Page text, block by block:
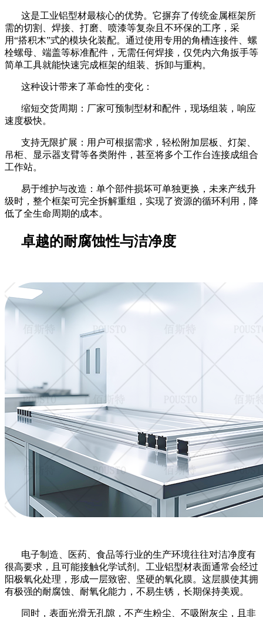
这是工业铝型材最核心的优势。它摒弃了传统金属框架所
需的切割、焊接、打磨、喷漆等复杂且不环保的工序，采
用“搭积木”式的模块化装配。通过使用专用的角槽连接件、螺
栓螺母、端盖等标准配件，无需任何焊接，仅凭内六角扳手等
简单工具就能快速完成框架的组装、拆卸与重构。
这种设计带来了革命性的变化：
缩短交货周期：厂家可预制型材和配件，现场组装，响应
速度极快。
支持无限扩展：用户可根据需求，轻松附加层板、灯架、
吊柜、显示器支臂等各类附件，甚至将多个工作台连接成组合
工作站。
易于维护与改造：单个部件损坏可单独更换，未来产线升
级时，整个框架可完全拆解重组，实现了资源的循环利用，降
低了全生命周期的成本。
卓越的耐腐蚀性与洁净度
电子制造、医药、食品等行业的生产环境往往对洁净度有
很高要求，且可能接触化学试剂。工业铝型材表面通常会经过
阳极氧化处理，形成一层致密、坚硬的氧化膜。这层膜使其拥
有极强的耐腐蚀、耐氧化能力，不易生锈，长期保持美观。
同时，表面光滑无孔隙，不产生粉尘、不吸附灰尘，且非